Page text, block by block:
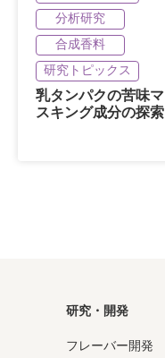
分析研究
合成香料
研究トピックス
乳タンパクの苦味マ
スキング成分の探索
研究・開発
フレーバー開発